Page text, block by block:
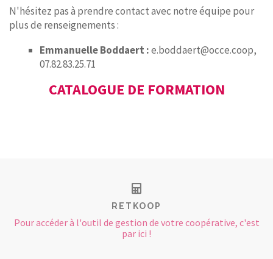
N'hésitez pas à prendre contact avec notre équipe pour
plus de renseignements :
Emmanuelle Boddaert :e.boddaert@occe.coop,
07.82.83.25.71
CATALOGUE DE FORMATION
RETKOOP
Pour accéder à l'outil de gestion de votre coopérative, c'est
par ici !